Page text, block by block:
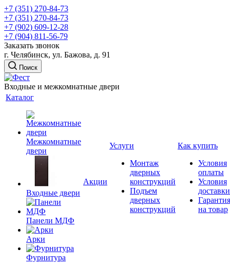
+7 (351) 270-84-73
+7 (351) 270-84-73
+7 (902) 609-12-28
+7 (904) 811-56-79
Заказать звонок
г. Челябинск, ул. Бажова, д. 91
Поиск
Входные и межкомнатные двери
Каталог
Межкомнатные
двери
Входные двери
Панели МДФ
Арки
Фурнитура
Акции
Услуги
Монтаж
дверных
конструкций
Подъем
дверных
конструкций
Как купить
Условия
оплаты
Условия
доставки
Гарантия
на товар